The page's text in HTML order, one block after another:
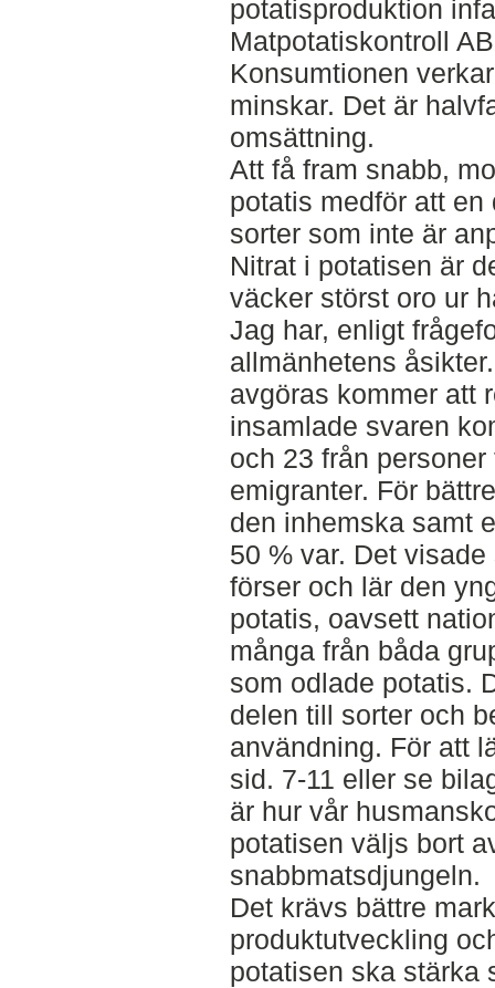
potatisproduktion
Matpotatiskontroll
Konsumtionen
minskar. Det är
omsättning.
Att få fram snabb,
potatis medför att
sorter som inte är
Nitrat i potatisen är
väcker störst oro ur
Jag har, enligt
allmänhetens
avgöras kommer att
insamlade svaren
och 23 från
emigranter. För
den inhemska samt
50 % var. Det
förser och lär den
potatis, oavsett
många från båda
som odlade potatis.
delen till sorter och
användning. För att
sid. 7-11 eller se
är hur vår
potatisen väljs bort
snabbmatsdjungeln.
Det krävs bättre
produktutveckling
potatisen ska stärka